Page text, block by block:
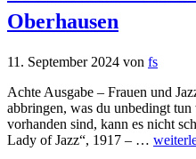
Oberhausen
11. September 2024 von fs
Achte Ausgabe – Frauen und
abbringen, was du unbedingt
vorhanden sind, kann es nicht
Lady of Jazz“, 1917 – …